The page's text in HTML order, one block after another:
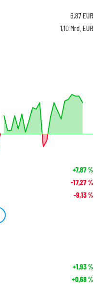
6,87 EUR
1,10 Mrd. EUR
+7,87%
-17,27%
-9,13%
+1,93%
+0,68%